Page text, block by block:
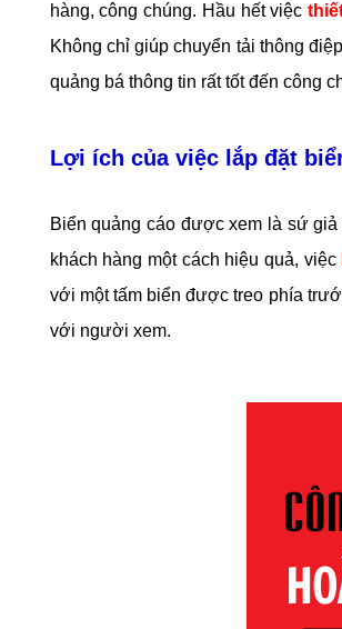
hàng, công chúng. Hầu hết việc
Không chỉ giúp chuyển tải thông
quảng bá thông tin rất tốt đến công
Lợi ích của việc lắp đặt
Biển quảng cáo được xem là sứ
khách hàng một cách hiệu quả, việc
với một tấm biển được treo phía
với người xem.